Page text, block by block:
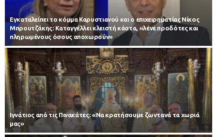
Εγκαταλείπει το κόμμα Καρυστιανού και ο επιχειρηματίας Νίκος
Μπρουτζάκης: Καταγγέλλει κλειστή κάστα, «λένε προδότες και
πληρωμένους όσους αποχωρούν»
Ιγνάτιος από τις Πινακάτες: «Να κρατήσουμε ζωντανά τα χωριά
μας»